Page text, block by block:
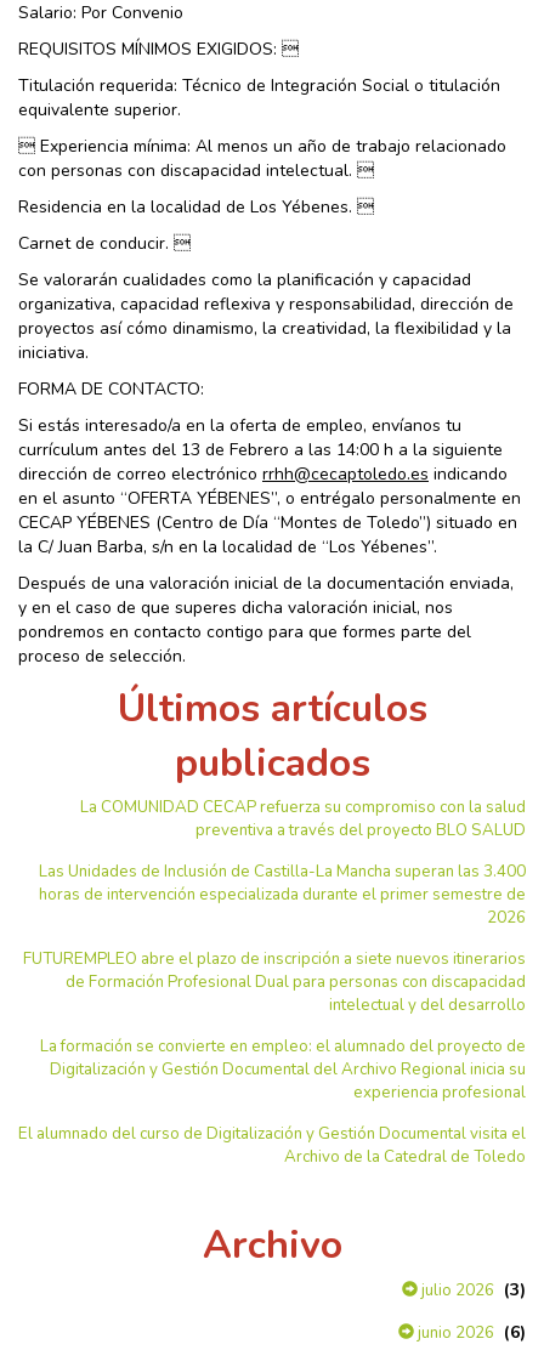
Salario: Por Convenio
REQUISITOS MÍNIMOS EXIGIDOS: 
Titulación requerida: Técnico de Integración Social o titulación
equivalente superior.
 Experiencia mínima: Al menos un año de trabajo relacionado
con personas con discapacidad intelectual. 
Residencia en la localidad de Los Yébenes. 
Carnet de conducir. 
Se valorarán cualidades como la planificación y capacidad
organizativa, capacidad reflexiva y responsabilidad, dirección de
proyectos así cómo dinamismo, la creatividad, la flexibilidad y la
iniciativa.
FORMA DE CONTACTO:
Si estás interesado/a en la oferta de empleo, envíanos tu
currículum antes del 13 de Febrero a las 14:00 h a la siguiente
dirección de correo electrónico rrhh@cecaptoledo.es indicando
en el asunto “OFERTA YÉBENES”, o entrégalo personalmente en
CECAP YÉBENES (Centro de Día “Montes de Toledo”) situado en
la C/ Juan Barba, s/n en la localidad de “Los Yébenes”.
Después de una valoración inicial de la documentación enviada,
y en el caso de que superes dicha valoración inicial, nos
pondremos en contacto contigo para que formes parte del
proceso de selección.
Últimos artículos
publicados
La COMUNIDAD CECAP refuerza su compromiso con la salud
preventiva a través del proyecto BLO SALUD
Las Unidades de Inclusión de Castilla-La Mancha superan las 3.400
horas de intervención especializada durante el primer semestre de
2026
FUTUREMPLEO abre el plazo de inscripción a siete nuevos itinerarios
de Formación Profesional Dual para personas con discapacidad
intelectual y del desarrollo
La formación se convierte en empleo: el alumnado del proyecto de
Digitalización y Gestión Documental del Archivo Regional inicia su
experiencia profesional
El alumnado del curso de Digitalización y Gestión Documental visita el
Archivo de la Catedral de Toledo
Archivo
julio 2026 (3)
junio 2026 (6)